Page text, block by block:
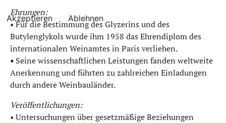
Ehrungen:
• Für die Bestimmung des Glyzerins und des
Butylenglykols wurde ihm 1958 das Ehrendiplom des
internationalen Weinamtes in Paris verliehen.
• Seine wissenschaftlichen Leistungen fanden weltweite
Anerkennung und führten zu zahlreichen Einladungen
durch andere Weinbauländer.
Veröffentlichungen:
• Untersuchungen über gesetzmäßige Beziehungen
Akzeptieren Ablehnen